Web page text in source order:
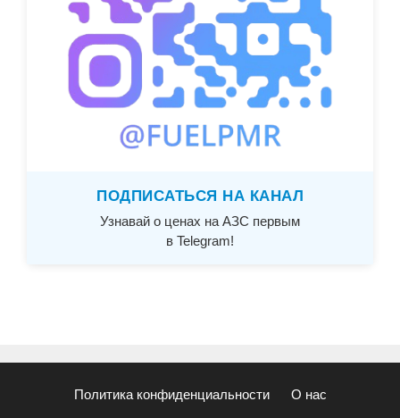
ПОДПИСАТЬСЯ НА КАНАЛ
Узнавай о ценах на АЗС первым
в Telegram!
Политика конфиденциальности О нас